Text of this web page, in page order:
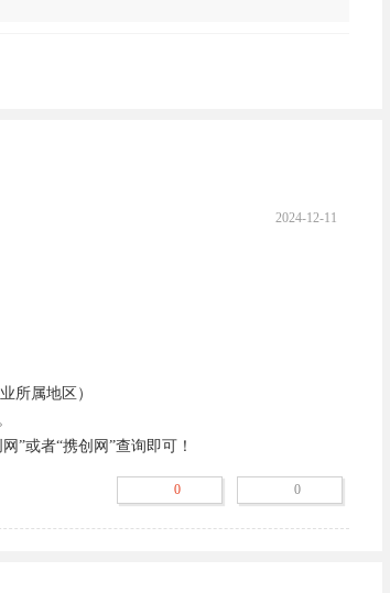
2024-12-11
所属地区）
”或者“携创网”查询即可！
0 0